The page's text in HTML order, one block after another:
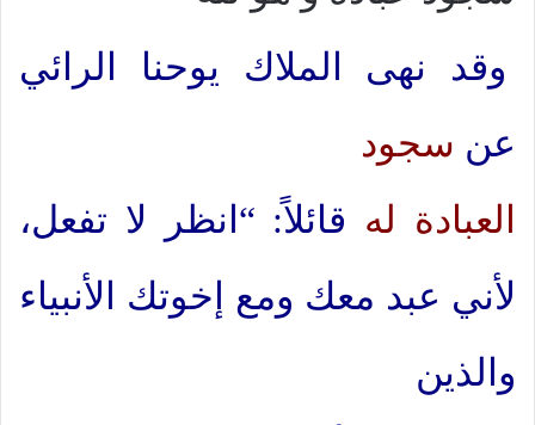
وقد نهى الملاك يوحنا الرائي
عن سجود
العبادة له قائلاً: “انظر لا تفعل،
لأني عبد معك ومع إخوتك الأنبياء
والذين